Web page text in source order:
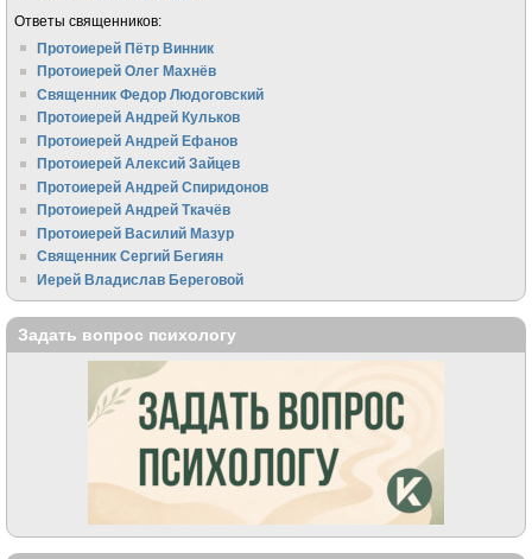
Ответы священников:
Протоиерей Пётр Винник
Протоиерей Олег Махнёв
Священник Федор Людоговский
Протоиерей Андрей Кульков
Протоиерей Андрей Ефанов
Протоиерей Алексий Зайцев
Протоиерей Андрей Спиридонов
Протоиерей Андрей Ткачёв
Протоиерей Василий Мазур
Священник Сергий Бегиян
Иерей Владислав Береговой
Задать вопрос психологу